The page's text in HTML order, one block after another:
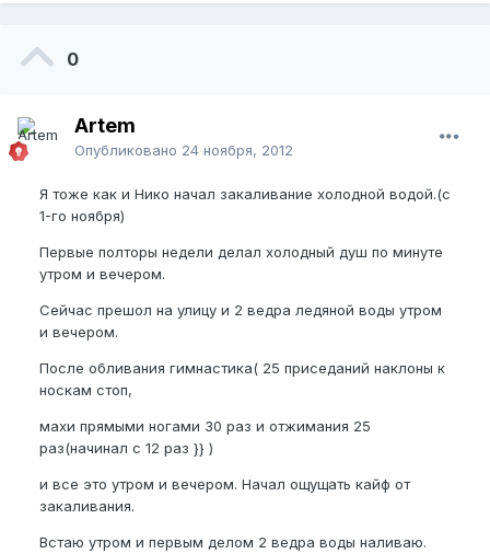
0
Artem
Опубликовано 24 ноября, 2012
Я тоже как и Нико начал закаливание холодной водой.(с
1-го ноября)
Первые полторы недели делал холодный душ по минуте
утром и вечером.
Сейчас прешол на улицу и 2 ведра ледяной воды утром
и вечером.
После обливания гимнастика( 25 приседаний наклоны к
носкам стоп,
махи прямыми ногами 30 раз и отжимания 25
раз(начинал с 12 раз }} )
и все это утром и вечером. Начал ощущать кайф от
закаливания.
Встаю утром и первым делом 2 ведра воды наливаю.